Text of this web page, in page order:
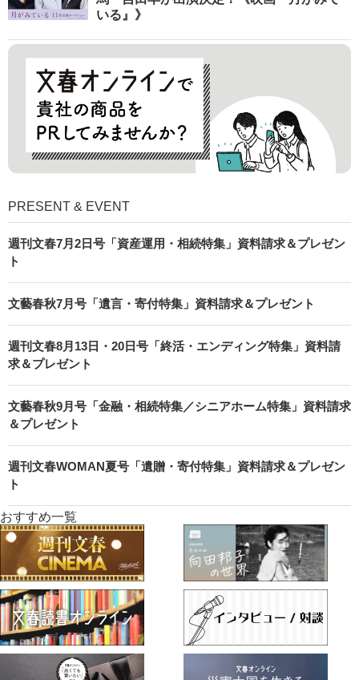
いる』》
PRESENT & EVENT
週刊文春7月2日号「資産運用・相続特集」資料請求＆プレゼン
ト
文藝春秋7月号「遺言・寄付特集」資料請求＆プレゼント
週刊文春8月13日・20日号「終活・エンディング特集」資料請
求＆プレゼント
文藝春秋9月号「金融・相続特集／シニアホーム特集」資料請求
＆プレゼント
週刊文春WOMAN夏号「遺贈・寄付特集」資料請求＆プレゼン
ト
おすすめ一覧